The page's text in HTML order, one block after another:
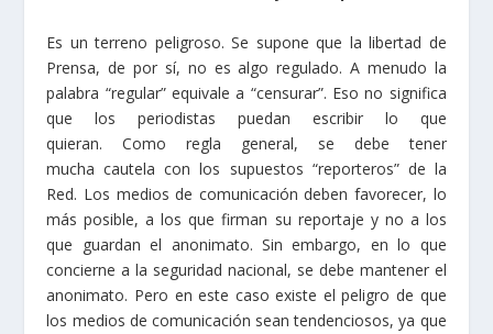
Es un terreno peligroso. Se supone que la libertad de
Prensa, de por sí, no es algo regulado. A menudo la
palabra “regular” equivale a “censurar”. Eso no significa
que los periodistas puedan escribir lo que
quieran. Como regla general, se debe tener
mucha cautela con los supuestos “reporteros” de la
Red. Los medios de comunicación deben favorecer, lo
más posible, a los que firman su reportaje y no a los
que guardan el anonimato. Sin embargo, en lo que
concierne a la seguridad nacional, se debe mantener el
anonimato. Pero en este caso existe el peligro de que
los medios de comunicación sean tendenciosos, ya que